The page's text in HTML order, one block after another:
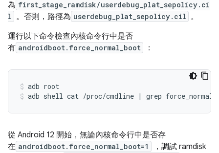
為 first_stage_ramdisk/userdebug_plat_sepolicy.ci
l 。否則，路徑為 userdebug_plat_sepolicy.cil 。
運行以下命令檢查內核命令行中是否
有 androidboot.force_normal_boot ：
adb root
adb shell cat /proc/cmdline | grep
從 Android 12 開始，無論內核命令行中是否存
在 androidboot.force_normal_boot=1
，調試 ramdisk